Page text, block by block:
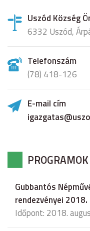
Uszód Község
6332 Uszód,
Telefonszám
(78) 418-126
E-mail cím
PROGRAMOK
Gubbantós
rendezvényei 2018.
Időpont: 2018.